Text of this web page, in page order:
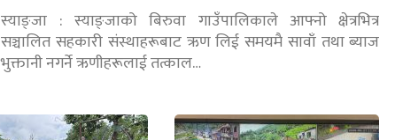
स्याङ्जा : स्याङ्जाको बिरुवा गाउँपालिकाले आफ्नो क्षेत्रभित्र
सञ्चालित सहकारी संस्थाहरूबाट ऋण लिई समयमै सावाँ तथा ब्याज
भुक्तानी नगर्ने ऋणीहरूलाई तत्काल…